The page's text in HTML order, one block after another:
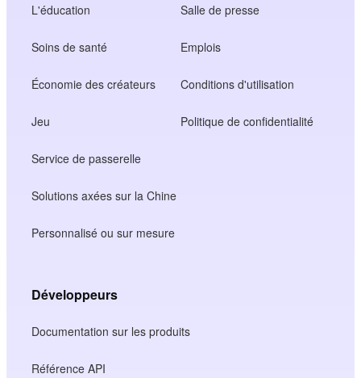
L'éducation
Soins de santé
Économie des créateurs
Jeu
Service de passerelle
Solutions axées sur la Chine
Personnalisé ou sur mesure
Salle de presse
Emplois
Conditions d'utilisation
Politique de confidentialité
Développeurs
Documentation sur les produits
Référence API